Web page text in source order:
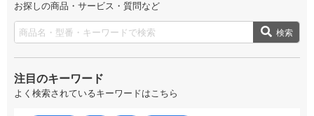
お探しの商品・サービス・質問など
検索
注目のキーワード
よく検索されているキーワードはこちら